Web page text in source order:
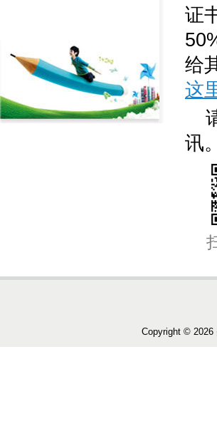
证
给
这
讯。
Copyright © 2026